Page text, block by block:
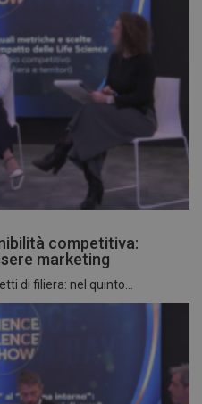
competitiva:
marketing
di filiera: nel quinto...